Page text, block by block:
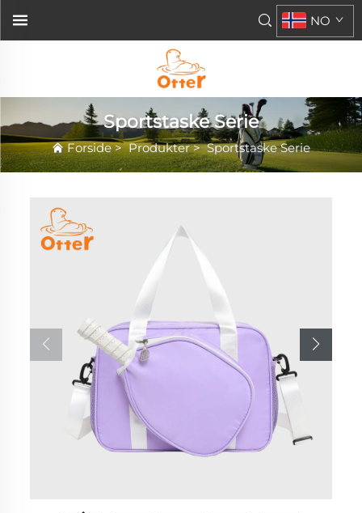
NO
Sportstaske Serie
Forside>Produkter>Sportstaske Serie